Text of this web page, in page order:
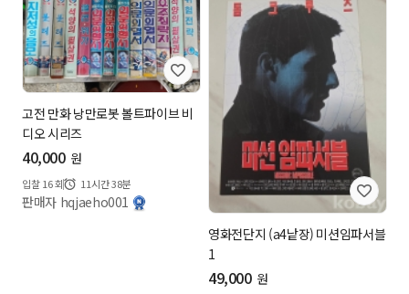
고전 만화 낭만로봇 볼트파이브 비
디오 시리즈
40,000 원
입찰 16회 11시간 38분
판매자 hqjaeho001
영화전단지 (a4낱장) 미션임파서블
1
49,000 원